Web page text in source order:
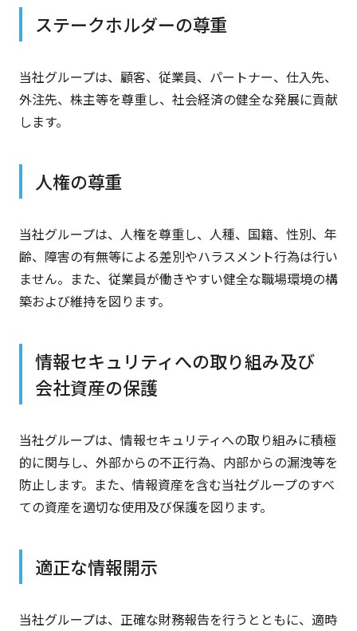
ステークホルダーの尊重
当社グループは、顧客、従業員、パートナー、仕入先、
外注先、株主等を尊重し、社会経済の健全な発展に貢献
します。
人権の尊重
当社グループは、人権を尊重し、人種、国籍、性別、年
齢、障害の有無等による差別やハラスメント行為は行い
ません。また、従業員が働きやすい健全な職場環境の構
築および維持を図ります。
情報セキュリティへの取り組み及び
会社資産の保護
当社グループは、情報セキュリティへの取り組みに積極
的に関与し、外部からの不正行為、内部からの漏洩等を
防止します。また、情報資産を含む当社グループのすべ
ての資産を適切な使用及び保護を図ります。
適正な情報開示
当社グループは、正確な財務報告を行うとともに、適時